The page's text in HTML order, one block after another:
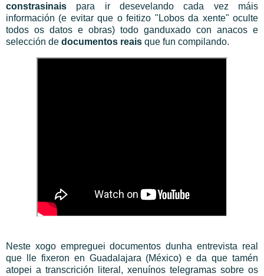
constrasinais para ir desevelando cada vez máis
información (e evitar que o feitizo "Lobos da xente" oculte
todos os datos e obras) todo ganduxado con anacos e
selección de documentos reais que fun compilando.
Neste xogo empreguei documentos dunha entrevista real
que lle fixeron en Guadalajara (México) e da que tamén
atopei a transcrición literal, xenuínos telegramas sobre os